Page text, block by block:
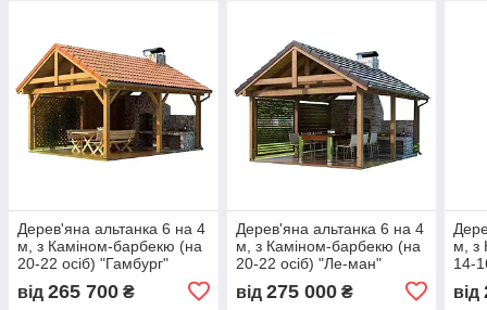
Дерев'яна альтанка 6 на 4
м, з Каміном-барбекю (на
20-22 осіб) "Гамбург"
від 265 700 ₴
Дерев'яна альтанка 6 на 4
м, з Каміном-барбекю (на
20-22 осіб) "Ле-ман"
від 275 000₴
м, з
14-
від